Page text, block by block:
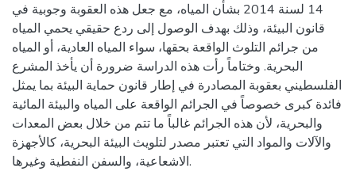
14 لسنة 2014 بشأن المياه، مع جعل هذه العقوبة وجوبية في
قانون البيئة، وذلك بهدف الوصول إلى ردع حقيقي يحمي المياه
من جرائم التلوث الواقعة بحقها، سواء المياه العادية، أو المياه
البحرية. وختاماً رأت هذه الدراسة ضرورة أن يأخذ المشرع
الفلسطيني بعقوبة المصادرة في إطار قانون حماية البيئة بما يمثل
فائدة كبرى خصوصاً في الجرائم الواقعة على المياه والبيئة المائية
والبحرية، لأن هذه الجرائم غالباً ما تتم من خلال بعض المعدات
والآلات والمواد التي تعتبر مصدر لتلويث البيئة البحرية، كالأجهزة
الاشعاعية، والسفن النفطية وغيرها.